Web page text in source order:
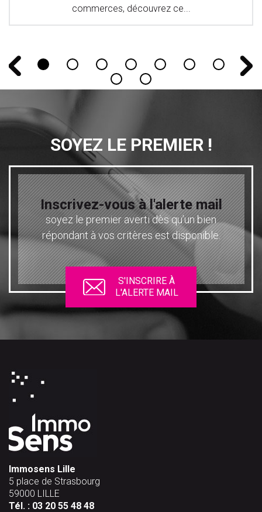
commerces, découvrez ce...
SOYEZ LE PREMIER !
Inscrivez-vous à l'alerte mail
soyez le premier averti dès qu’un bien
répondant à vos critères est disponible.
S'INSCRIRE À
L'ALERTE MAIL
Immosens Lille
5 place de Strasbourg
59000 LILLE
Tél. : 03 20 55 48 48